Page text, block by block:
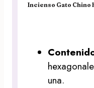
Incienso Gato Chino
una.